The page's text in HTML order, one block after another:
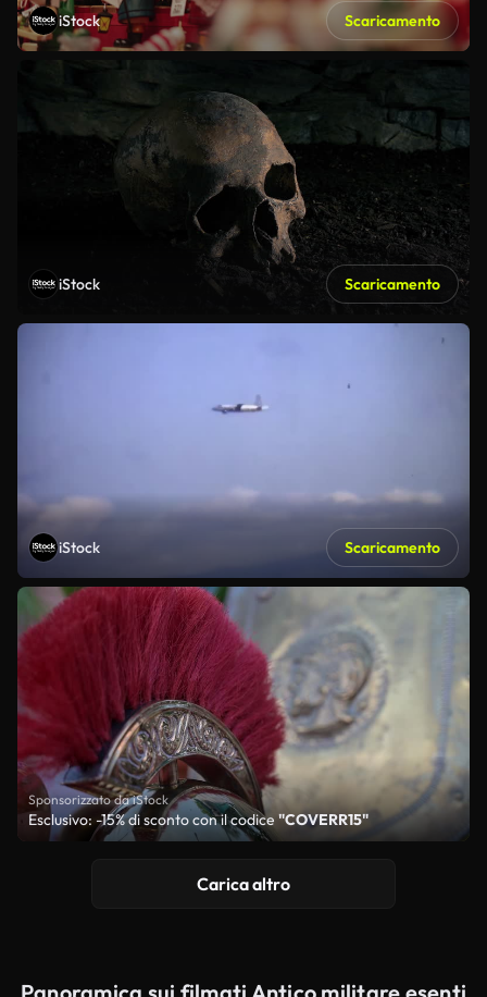
iStock Scaricamento
iStock Scaricamento
iStock Scaricamento
Sponsorizzato da iStock
Esclusivo: -15% di sconto con il codice "COVERR15"
Carica altro